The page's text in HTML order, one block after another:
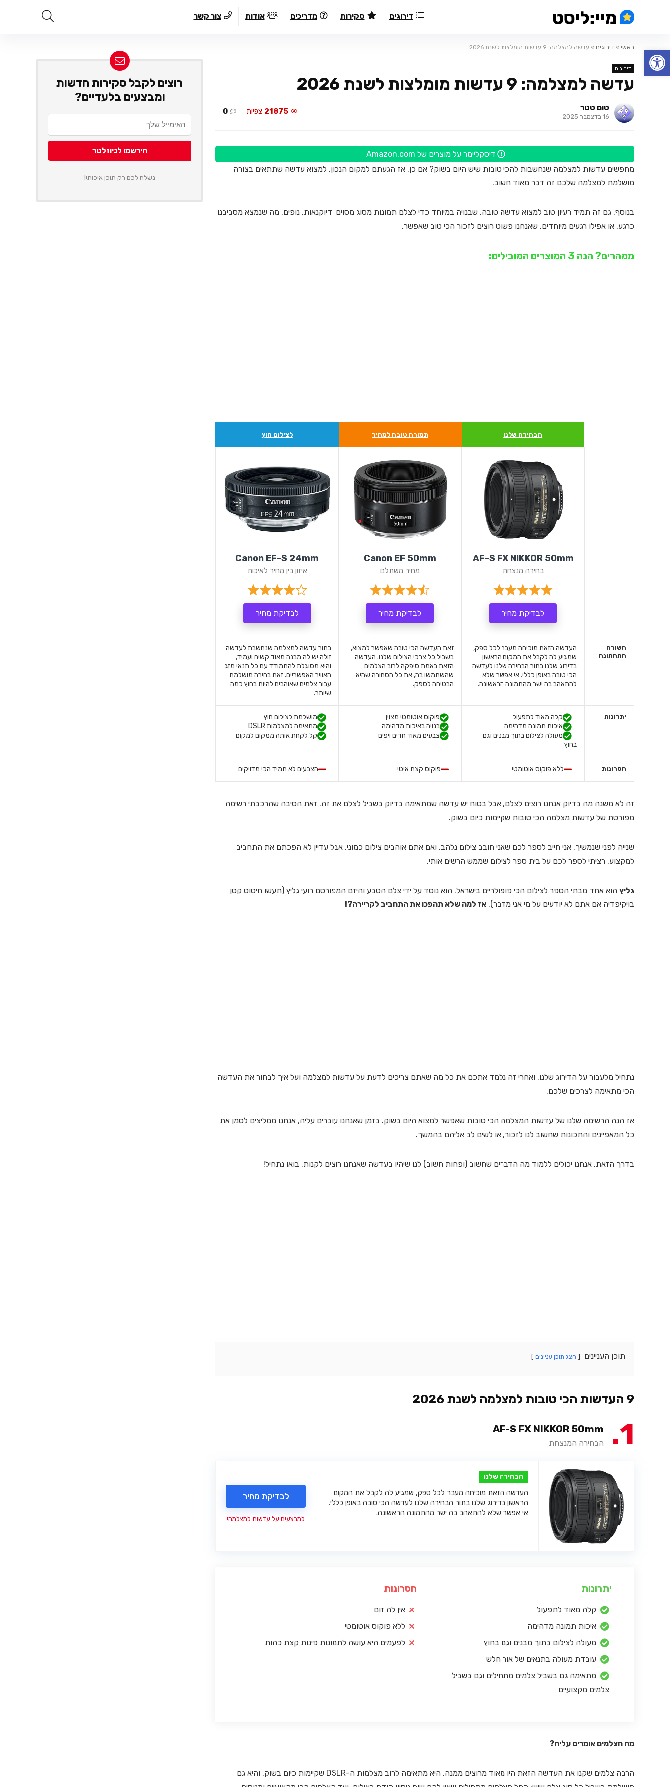
פתח סרגל נגישות
דירוגים סקירות מדריכים אודות צור קשר
ראשי » דירוגים » עדשה למצלמה: 9 עדשות מומלצות לשנת 2026
דירוגים
עדשה למצלמה: 9 עדשות מומלצות לשנת 2026
טום טטר
16 בדצמבר 2025
21875 צפיות 0
דיסקליימר על מוצרים של Amazon.com
מחפשים עדשות למצלמה שנחשבות להכי טובות שיש היום בשוק? אם כן, אז הגעתם למקום הנכון. למצוא עדשה שתתאים בצורה
מושלמת למצלמה שלכם זה דבר מאוד חשוב.
בנוסף, גם זה תמיד רעיון טוב למצוא עדשה טובה, שבנויה במיוחד כדי לצלם תמונות מסוג מסוים: דיוקנאות, נופים, מה שנמצא מסביבנו
כרגע, או אפילו רגעים מיוחדים, שאנחנו פשוט רוצים לזכור הכי טוב שאפשר.
ממהרים? הנה 3 המוצרים המובילים:
השורה
התחתונה
יתרונות
חסרונות
הבחירה שלנו
AF-S FX NIKKOR 50mm
בחירה מנצחת
לבדיקת מחיר
העדשה הזאת מוכיחה מעבר לכל ספק,
שמגיע לה לקבל את המקום הראשון
בדירוג שלנו בתור הבחירה שלנו לעדשה
הכי טובה באופן כללי. אי אפשר שלא
להתאהב בה ישר מהתמונה הראשונה.
קלה מאוד לתפעול
איכות תמונה מדהימה
מעולה לצילום בתוך מבנים וגם
בחוץ
ללא פוקוס אוטומטי
תמורה טובה למחיר
Canon EF 50mm
מחיר משתלם
לבדיקת מחיר
זאת העדשה הכי טובה שאפשר למצוא,
בשביל כל צרכי הצילום שלנו. העדשה
הזאת באמת סיפקה לרוב הצלמים
שהשתמשו בה, את כל הסחורה שהיא
הבטיחה לספק.
פוקוס אוטומטי מצוין
בנויה באיכות מדהימה
צבעים מאוד חדים ויפים
פוקוס קצת איטי
לצילום חוץ
Canon EF-S 24mm
איזון בין מחיר לאיכות
לבדיקת מחיר
בתור עדשה למצלמה שנחשבת לעדשה
זולה יש לה מבנה מאוד קשיח ועמיד,
והיא מסוגלת להתמודד עם כל תנאי מזג
האוויר האפשריים. זאת בחירה מושלמת
עבור צלמים שאוהבים להיות בחוץ כמה
שיותר.
מושלמת לצילום חוץ
מתאימה למצלמות DSLR
קל לקחת אותה ממקום למקום
הצבעים לא תמיד הכי מדויקים
זה לא משנה מה בדיוק אנחנו רוצים לצלם, אבל בטוח יש עדשה שמתאימה בדיוק בשביל לצלם את זה. זאת הסיבה שהרכבתי רשימה
מפורטת של עדשות מצלמה הכי טובות שקיימות כיום בשוק.
שנייה לפני שנמשיך, אני חייב לספר לכם שאני חובב צילום נלהב. ואם אתם אוהבים צילום כמוני, אבל עדיין לא הפכתם את התחביב
למקצוע, רציתי לספר לכם על בית ספר לצילום שממש הרשים אותי.
גליץ הוא אחד מבתי הספר לצילום הכי פופולריים בישראל. הוא נוסד על ידי צלם הטבע והיזם המפורסם רועי גליץ (תעשו חיטוט קטן
בויקיפדיה אם אתם לא יודעים על מי אני מדבר). אז למה שלא תהפכו את התחביב לקריירה?!
נתחיל מלעבור על הדירוג שלנו, ואחרי זה נלמד אתכם את כל מה שאתם צריכים לדעת על עדשות למצלמה ועל איך לבחור את העדשה
הכי מתאימה לצרכים שלכם.
אז הנה הרשימה שלנו של עדשות המצלמה הכי טובות שאפשר למצוא היום בשוק. בזמן שאנחנו עוברים עליה, אנחנו ממליצים לסמן את
כל המאפיינים והתכונות שחשוב לנו לזכור, או לשים לב אליהם בהמשך.
בדרך הזאת, אנחנו יכולים ללמוד מה הדברים שחשוב (ופחות חשוב) לנו שיהיו בעדשה שאנחנו רוצים לקנות. בואו נתחיל!
תוכן העניינים הצג תוכן עניינים
9 העדשות הכי טובות למצלמה לשנת 2026
1
AF-S FX NIKKOR 50mm
הבחירה המנצחת
הבחירה שלנו
העדשה הזאת מוכיחה מעבר לכל ספק, שמגיע לה לקבל את המקום
הראשון בדירוג שלנו בתור הבחירה שלנו לעדשה הכי טובה באופן כללי.
אי אפשר שלא להתאהב בה ישר מהתמונה הראשונה.
לבדיקת מחיר
למבצעים על עדשות למצלמה!
יתרונות
קלה מאוד לתפעול
איכות תמונה מדהימה
מעולה לצילום בתוך מבנים וגם בחוץ
עובדת מעולה בתנאים של אור חלש
מתאימה גם בשביל צלמים מתחילים וגם בשביל
צלמים מקצועיים
חסרונות
אין לה זום
ללא פוקוס אוטומטי
לפעמים היא עושה לתמונות פינות קצת כהות
מה הצלמים אומרים עליה?
הרבה צלמים שקנו את העדשה הזאת היו מאוד מרוצים ממנה. היא מתאימה לרוב מצלמות ה-DSLR שקיימות כיום בשוק, והיא גם
רוצים לקבל סקירות חדשות
ומבצעים בלעדיים?
נשלח לכם רק תוכן איכותי!